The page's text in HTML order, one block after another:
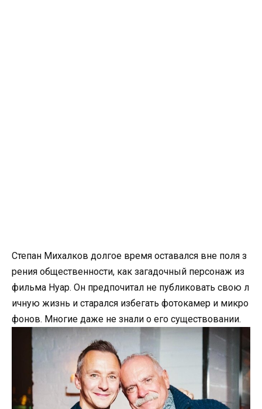
Степан Михалков долгое время оставался вне поля з
рения общественности, как загадочный персонаж из
фильма Нуар. Он предпочитал не публиковать свою л
ичную жизнь и старался избегать фотокамер и микро
фонов. Многие даже не знали о его существовании.